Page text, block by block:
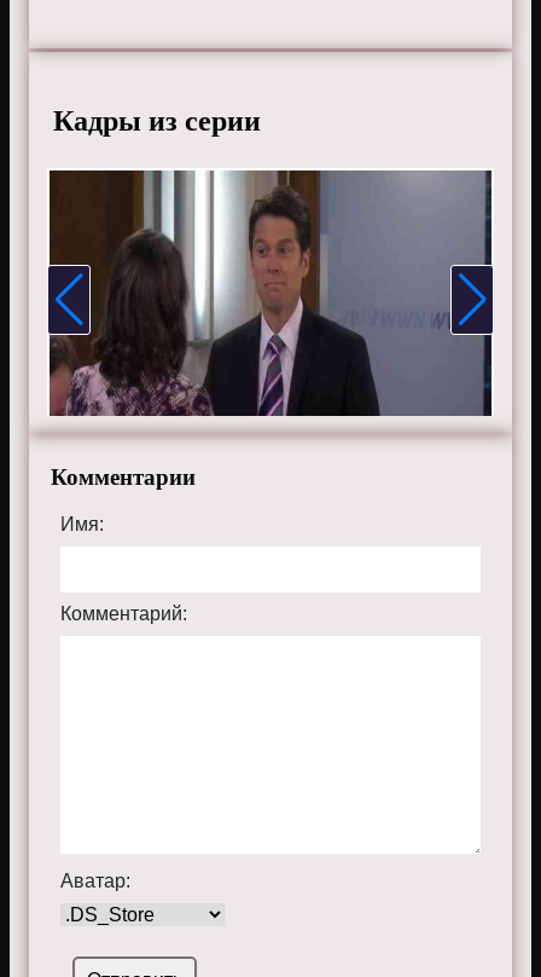
телефоне, планшете, пк или телевизоре на сайте
Кадры из серии
Комментарии
Имя:
Комментарий:
Аватар: